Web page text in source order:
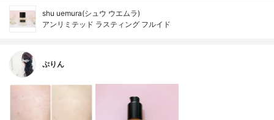
shu uemura(シュウ ウエムラ)
アンリミテッド ラスティング フルイド
ぷりん